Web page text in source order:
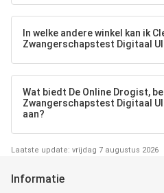
In welke andere winkel kan ik
Zwangerschapstest Digitaal
Wat biedt De Online Drogist,
Zwangerschapstest Digitaal
aan?
Laatste update: vrijdag 7 augustus 2026
Informatie